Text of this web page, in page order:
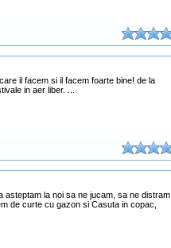
il facem si il facem foarte bine! de la
in aer liber. ...
asteptam la noi sa ne jucam, sa ne distram,
de curte cu gazon si Casuta in copac,